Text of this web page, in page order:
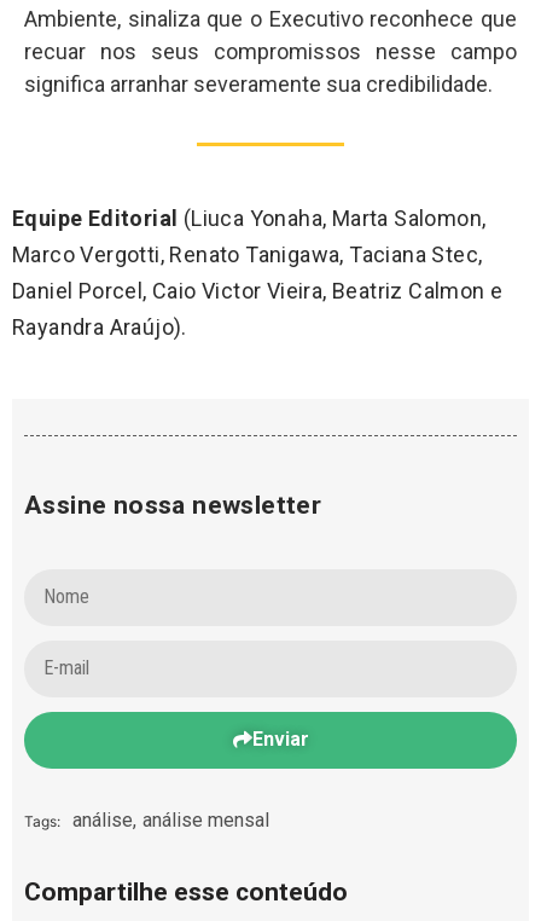
Ambiente, sinaliza que o Executivo reconhece que
recuar nos seus compromissos nesse campo
significa arranhar severamente sua credibilidade.
Equipe Editorial (Liuca Yonaha, Marta Salomon,
Marco Vergotti, Renato Tanigawa, Taciana Stec,
Daniel Porcel, Caio Victor Vieira, Beatriz Calmon e
Rayandra Araújo).
Assine nossa newsletter
Enviar
Tags: análise, análise mensal
Compartilhe esse conteúdo